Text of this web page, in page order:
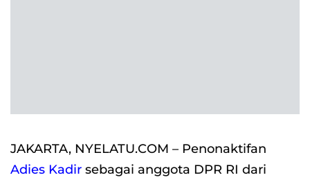
JAKARTA, NYELATU.COM – Penonaktifan
Adies Kadir sebagai anggota DPR RI dari